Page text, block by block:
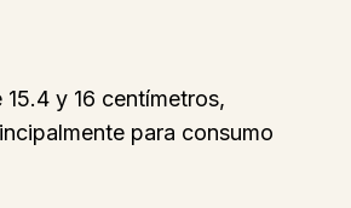
y 16 centímetros,
para consumo